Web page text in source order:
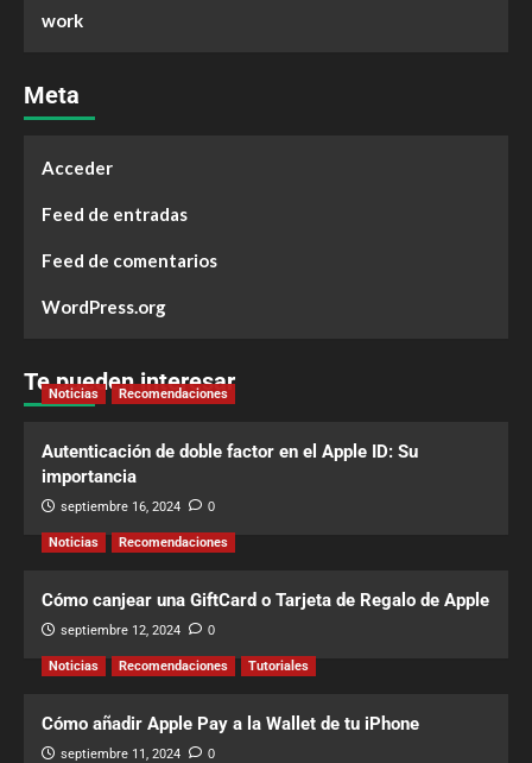
work
Meta
Acceder
Feed de entradas
Feed de comentarios
WordPress.org
Te pueden interesar
Noticias Recomendaciones
Autenticación de doble factor en el Apple ID: Su
importancia
septiembre 16, 2024 0
Noticias Recomendaciones
Cómo canjear una GiftCard o Tarjeta de Regalo de Apple
septiembre 12, 2024 0
Noticias Recomendaciones Tutoriales
Cómo añadir Apple Pay a la Wallet de tu iPhone
septiembre 11, 2024 0